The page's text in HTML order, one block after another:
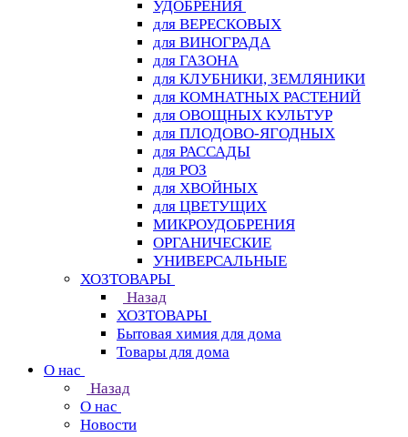
УДОБРЕНИЯ
для ВЕРЕСКОВЫХ
для ВИНОГРАДА
для ГАЗОНА
для КЛУБНИКИ, ЗЕМЛЯНИКИ
для КОМНАТНЫХ РАСТЕНИЙ
для ОВОЩНЫХ КУЛЬТУР
для ПЛОДОВО-ЯГОДНЫХ
для РАССАДЫ
для РОЗ
для ХВОЙНЫХ
для ЦВЕТУЩИХ
МИКРОУДОБРЕНИЯ
ОРГАНИЧЕСКИЕ
УНИВЕРСАЛЬНЫЕ
ХОЗТОВАРЫ
Назад
ХОЗТОВАРЫ
Бытовая химия для дома
Товары для дома
О нас
Назад
О нас
Новости